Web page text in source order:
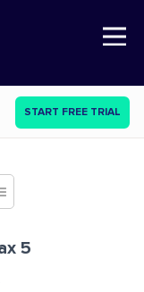
Open Nav
START FREE TRIAL
5